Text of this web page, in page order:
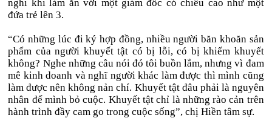
nghi khi làm ăn với một giám đốc có chiều cao như một
đứa trẻ lên 3.
“Có những lúc đi ký hợp đồng, nhiều người băn khoăn sản
phẩm của người khuyết tật có bị lỗi, có bị khiếm khuyết
không? Nghe những câu nói đó tôi buồn lắm, nhưng vì đam
mê kinh doanh và nghĩ người khác làm được thì mình cũng
làm được nên không nản chí. Khuyết tật đâu phải là nguyên
nhân để mình bỏ cuộc. Khuyết tật chỉ là những rào cản trên
hành trình đầy cam go trong cuộc sống”, chị Hiền tâm sự.